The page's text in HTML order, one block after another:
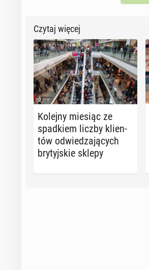
Czytaj więcej
Kolejny miesiąc ze
spad­kiem liczby klien­
tów od­wie­dza­ją­cych
bry­tyj­skie sklepy